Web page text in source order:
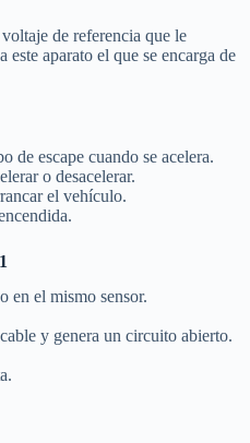
de referencia que le
aparato el que se encarga de
de escape cuando se acelera.
o desacelerar.
el vehículo.
en el mismo sensor.
y genera un circuito abierto.